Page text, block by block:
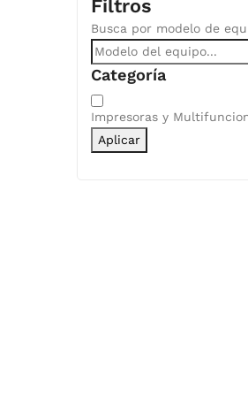
Filtros
Busca por modelo de
Categoría
Categoría
Impresoras y
Aplicar